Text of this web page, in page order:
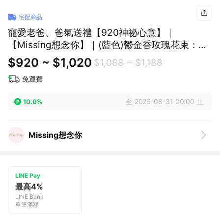
宅配商品
寵愛老爸、爸氣送禮【920神祕心意】｜
【Missing想念你】｜(藍色)鬱金香玫瑰花束：
「深海藍調」「霧藍鬱金香 × 冰川藍玫瑰」「星
海浪漫 Tulip」(預購)
$920 ~ $1,020 $1,088 ~ $1,188
免運費
10.0% 至 2026-08-31 00:00 止
Missing想念你
LINE Pay
最高4%
LINE Bank
單筆滿額